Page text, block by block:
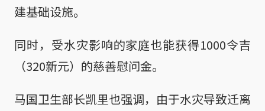
建基础设施。
同时，受水灾影响的家庭也能获得1000令吉
（320新元）的慈善慰问金。
马国卫生部长凯里也强调，由于水灾导致迁离